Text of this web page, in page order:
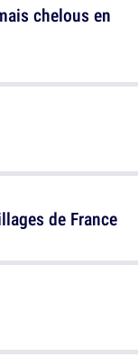
chelous en
de France